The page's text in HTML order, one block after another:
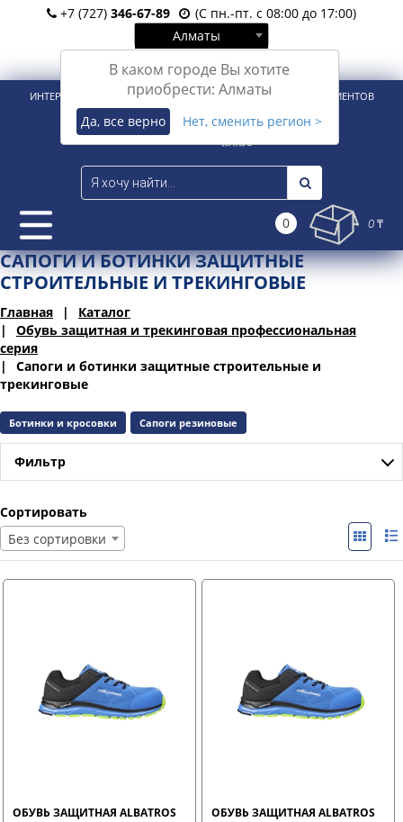
+7 (727) 346-67-89
(С пн.-пт. с 08:00 до 17:00)
Алматы
В каком городе Вы хотите
приобрести: Алматы
Да, все верно Нет, сменить регион >
Вход Регистрация
ИНТЕРНЕТ-МАГАЗИН ДЛЯ РОЗНИЧНЫХ И КОРПОРАТИВНЫХ КЛИЕНТОВ
0 0 ₸
САПОГИ И БОТИНКИ ЗАЩИТНЫЕ
СТРОИТЕЛЬНЫЕ И ТРЕКИНГОВЫЕ
Главная
Каталог
Обувь защитная и трекинговая профессиональная
серия
Сапоги и ботинки защитные строительные и
трекинговые
Ботинки и кросовки Сапоги резиновые
Фильтр
Сортировать
Без сортировки
ОБУВЬ ЗАЩИТНАЯ ALBATROS
ОБУВЬ ЗАЩИТНАЯ ALBATROS